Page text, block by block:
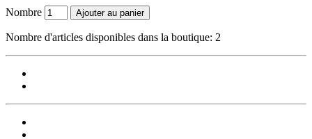
Nombre Ajouter au panier
Nombre d'articles disponibles dans la boutique: 2